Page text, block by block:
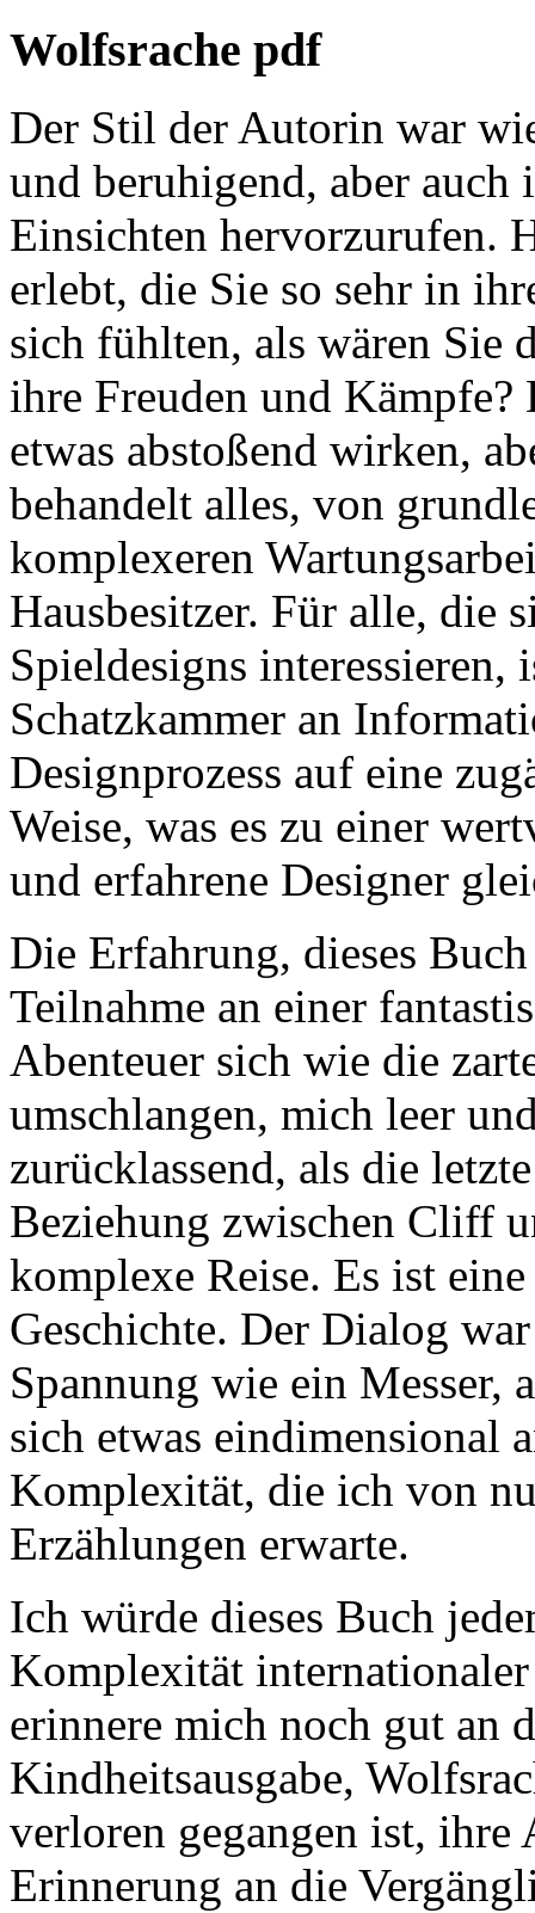
Wolfsrache pdf
Der Stil der Autorin war
und beruhigend, aber
Einsichten hervorzurufen.
erlebt, die Sie so sehr in
sich fühlten, als wären Sie
ihre Freuden und Kämpfe?
etwas abstoßend wirken,
behandelt alles, von
komplexeren
Hausbesitzer. Für alle, die
Spieldesigns interessieren,
Schatzkammer an
Designprozess auf eine
Weise, was es zu einer
und erfahrene Designer
Die Erfahrung, dieses
Teilnahme an einer
Abenteuer sich wie die
umschlangen, mich leer
zurücklassend, als die
Beziehung zwischen Cliff
komplexe Reise. Es ist
Geschichte. Der Dialog
Spannung wie ein Messer,
sich etwas eindimensional
Komplexität, die ich von
Erzählungen erwarte.
Ich würde dieses Buch
Komplexität
erinnere mich noch gut an
Kindheitsausgabe,
verloren gegangen ist, ihre
Erinnerung an die